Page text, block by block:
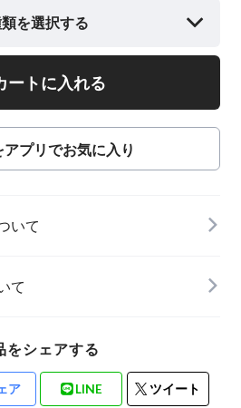
を選択する
ートに入れる
アプリでお気に入り
いて
て
をシェアする
ア LINE ツイート